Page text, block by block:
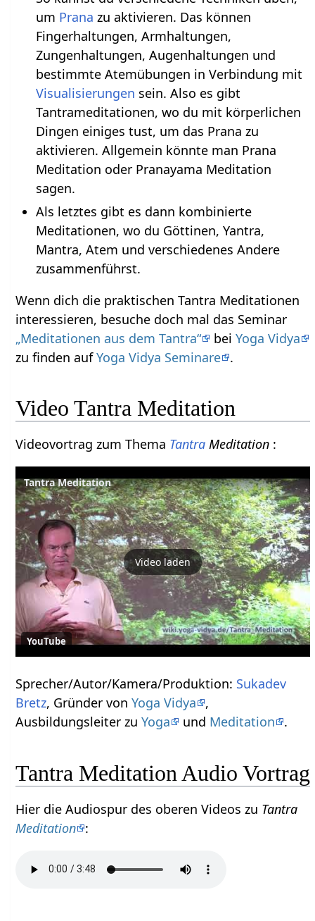
um Prana zu aktivieren. Das können
Fingerhaltungen, Armhaltungen,
Zungenhaltungen, Augenhaltungen und
bestimmte Atemübungen in Verbindung mit
Visualisierungen sein. Also es gibt
Tantrameditationen, wo du mit körperlichen
Dingen einiges tust, um das Prana zu
aktivieren. Allgemein könnte man Prana
Meditation oder Pranayama Meditation
sagen.
Als letztes gibt es dann kombinierte
Meditationen, wo du Göttinen, Yantra,
Mantra, Atem und verschiedenes Andere
zusammenführst.
Wenn dich die praktischen Tantra Meditationen
interessieren, besuche doch mal das Seminar
„Meditationen aus dem Tantra“
beiYoga Vidya
zu finden aufYoga Vidya Seminare .
Video Tantra Meditation
Videovortrag zum Thema Tantra Meditation :
Tantra Meditation
Video laden
YouTube
Sprecher/Autor/Kamera/Produktion: Sukadev
Bretz, Gründer vonYoga Vidya
,
Ausbildungsleiter zuYoga und Meditation .
Tantra Meditation Audio Vortrag
Hier die Audiospur des oberen Videos zu Tantra
Meditation :